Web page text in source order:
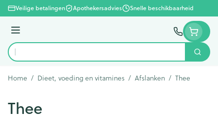
Ga naar de inhoud
Veilige betalingen Apothekersadvies Snelle beschikbaarheid
Menu
Product, merk, categorie... Zoek
Home / Dieet, voeding en vitamines / Afslanken / Thee
Thee